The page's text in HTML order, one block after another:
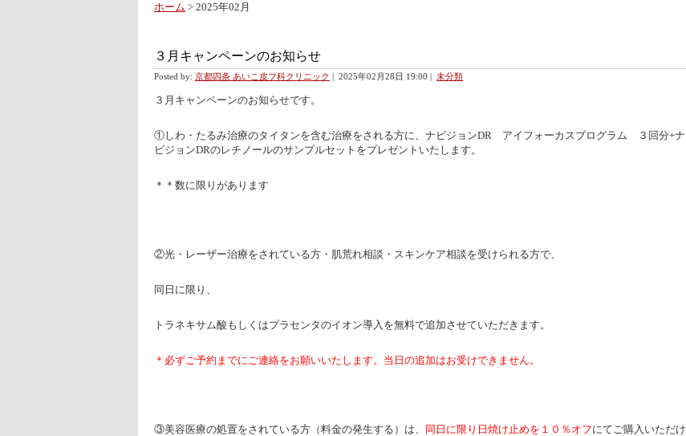
ホーム > 2025年02月
３月キャンペーンのお知らせ
Posted by: 京都四条 あいこ皮フ科クリニック | 2025年02月28日 19:00 | 未分類
３月キャンペーンのお知らせです。
①しわ・たるみ治療のタイタンを含む治療をされる方に、ナビジョンDR アイフォーカスブログラム ３回分+ナ
ビジョンDRのレチノールのサンプルセットをプレゼントいたします。
＊＊数に限りがあります
②光・レーザー治療をされている方・肌荒れ相談・スキンケア相談を受けられる方で、
同日に限り、
トラネキサム酸もしくはプラセンタのイオン導入を無料で追加させていただきます。
＊必ずご予約までにご連絡をお願いいたします。当日の追加はお受けできません。
③美容医療の処置をされている方（料金の発生する）は、 同日に限り日焼け止めを１０％オフにてご購入いただけ